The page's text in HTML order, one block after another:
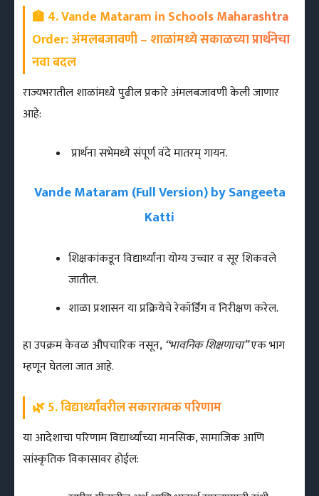
🏫 4. Vande Mataram in Schools Maharashtra
Order: अंमलबजावणी – शाळांमध्ये सकाळच्या प्रार्थनेचा
नवा बदल
राज्यभरातील शाळांमध्ये पुढील प्रकारे अंमलबजावणी केली जाणार
आहे:
प्रार्थना सभेमध्ये संपूर्ण वंदे मातरम् गायन.
Vande Mataram (Full Version) by Sangeeta
Katti
शिक्षकांकडून विद्यार्थ्यांना योग्य उच्चार व सूर शिकवले
जातील.
शाळा प्रशासन या प्रक्रियेचे रेकॉर्डिंग व निरीक्षण करेल.
हा उपक्रम केवळ औपचारिक नसून,“भावनिक शिक्षणाचा”एक भाग
म्हणून घेतला जात आहे.
🌿 5. विद्यार्थ्यांवरील सकारात्मक परिणाम
या आदेशाचा परिणाम विद्यार्थ्यांच्या मानसिक, सामाजिक आणि
सांस्कृतिक विकासावर होईल: